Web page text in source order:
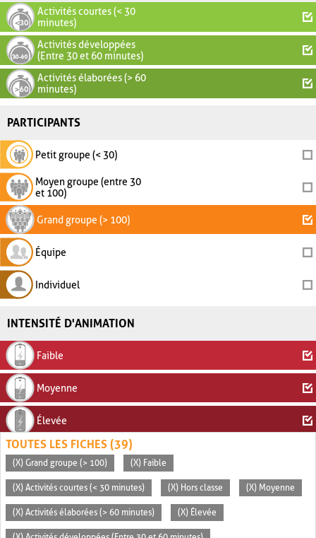
Activités courtes (< 30
minutes)
Activités développées
(Entre 30 et 60 minutes)
Activités élaborées (> 60
minutes)
PARTICIPANTS
Petit groupe (< 30)
Moyen groupe (entre 30
et 100)
Grand groupe (> 100)
Équipe
Individuel
INTENSITÉ D'ANIMATION
Faible
Moyenne
Élevée
TOUTES LES FICHES (39)
(X) Grand groupe (> 100) (X) Faible
(X) Activités courtes (< 30 minutes) (X) Hors classe (X) Moyenne
(X) Activités élaborées (> 60 minutes) (X) Élevée